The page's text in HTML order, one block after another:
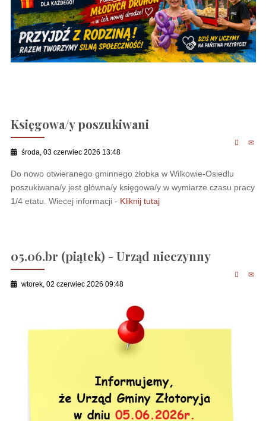
Księgowa/y poszukiwani
środa, 03 czerwiec 2026 13:48
Do nowo otwieranego gminnego żłobka w Wilkowie-Osiedlu
poszukiwana/y jest główna/y księgowa/y w wymiarze czasu pracy
1/4 etatu. Wiecej informacji - Kliknij tutaj
05.06.br (piątek) - Urząd nieczynny
wtorek, 02 czerwiec 2026 09:48